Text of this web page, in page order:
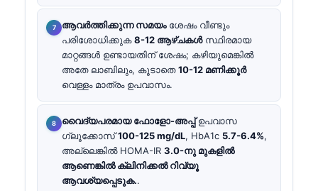
ആവർത്തിക്കുന്ന സമയംശേഷം വീണ്ടും
പരിശോധിക്കുക8-12 ആഴ്ചകൾസ്ഥിരമായ
മാറ്റങ്ങൾ ഉണ്ടായതിന് ശേഷം; കഴിയുമെങ്കിൽ
അതേ ലാബിലും, കൂടാതെ10-12 മണിക്കൂർ
വെള്ളം മാത്രം ഉപവാസം.
വൈദ്യപരമായ ഫോളോ-അപ്പ്ഉപവാസ
ഗ്ലൂക്കോസ്100-125 mg/dL, HbA1c 5.7-6.4%,
അല്ലെങ്കിൽ HOMA-IR 3.0-നു മുകളിൽ
ആണെങ്കിൽ ക്ലിനിക്കൽ റിവ്യൂ
ആവശ്യപ്പെടുക..